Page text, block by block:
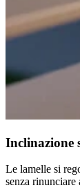
Inclinazione
Le lamelle si
senza rinunciare